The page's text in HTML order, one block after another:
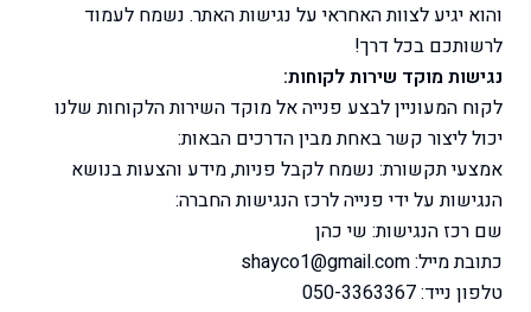
והוא יגיע לצוות האחראי על נגישות האתר. נשמח לעמוד
לרשותכם בכל דרך!
נגישות מוקד שירות לקוחות:
לקוח המעוניין לבצע פנייה אל מוקד השירות הלקוחות שלנו
יכול ליצור קשר באחת מבין הדרכים הבאות:
אמצעי תקשורת: נשמח לקבל פניות, מידע והצעות בנושא
הנגישות על ידי פנייה לרכז הנגישות החברה:
שם רכז הנגישות: שי כהן
כתובת מייל:
טלפון נייד: